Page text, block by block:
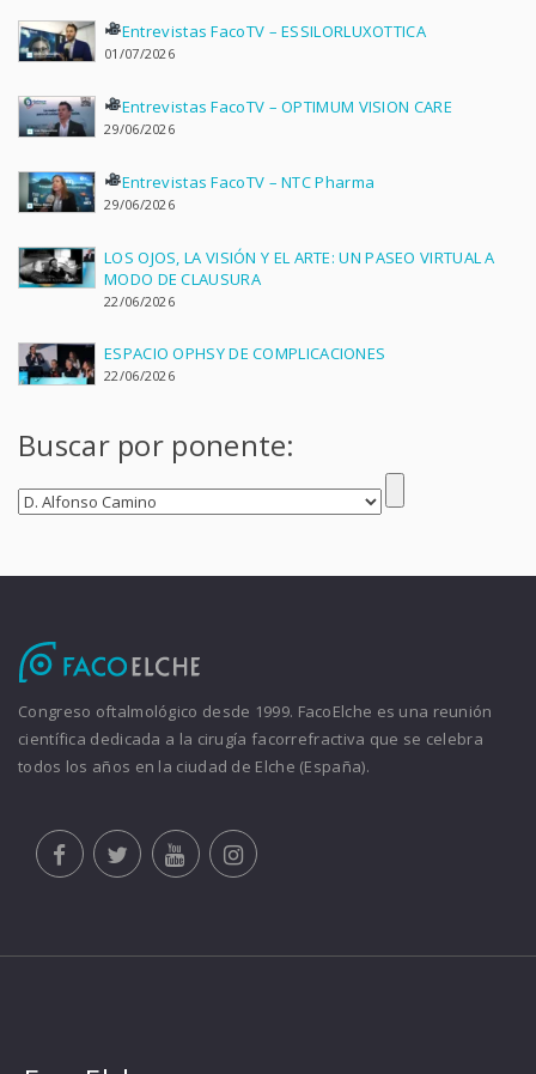
Entrevistas FacoTV – ESSILORLUXOTTICA
01/07/2026
Entrevistas FacoTV – OPTIMUM VISION CARE
29/06/2026
Entrevistas FacoTV – NTC Pharma
29/06/2026
LOS OJOS, LA VISIÓN Y EL ARTE: UN PASEO VIRTUAL A
MODO DE CLAUSURA
22/06/2026
ESPACIO OPHSY DE COMPLICACIONES
22/06/2026
Buscar por ponente:
Congreso oftalmológico desde 1999. FacoElche es una reunión
científica dedicada a la cirugía facorrefractiva que se celebra
todos los años en la ciudad de Elche (España).